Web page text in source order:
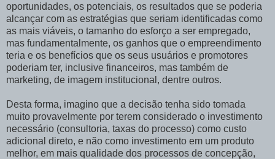
oportunidades, os potenciais, os resultados que se poderia
alcançar com as estratégias que seriam identificadas como
as mais viáveis, o tamanho do esforço a ser empregado,
mas fundamentalmente, os ganhos que o empreendimento
teria e os benefícios que os seus usuários e promotores
poderiam ter, inclusive financeiros, mas também de
marketing, de imagem institucional, dentre outros.
Desta forma, imagino que a decisão tenha sido tomada
muito provavelmente por terem considerado o investimento
necessário (consultoria, taxas do processo) como custo
adicional direto, e não como investimento em um produto
melhor, em mais qualidade dos processos de concepção,